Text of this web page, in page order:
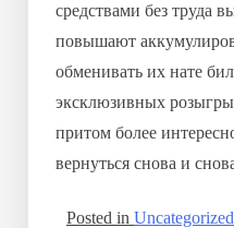
средствами без труда
повышают
обменивать их нате
эксклюзивных
притом более
вернуться снова и
Posted in Uncategorized